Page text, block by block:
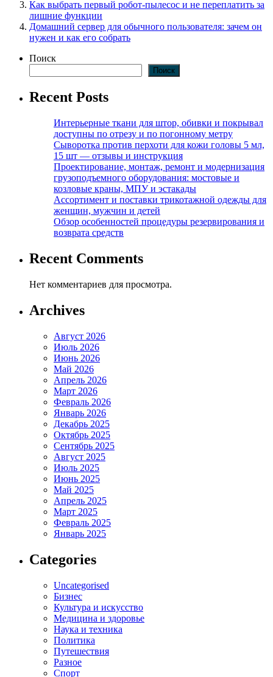
Как выбрать первый робот-пылесос и не переплатить за
лишние функции
Домашний сервер для обычного пользователя: зачем он
нужен и как его собрать
Поиск
Поиск
Recent Posts
Интерьерные ткани для штор, обивки и покрывал
доступны по отрезу и по погонному метру
Сыворотка против перхоти для кожи головы 5 мл,
15 шт — отзывы и инструкция
Проектирование, монтаж, ремонт и модернизация
грузоподъемного оборудования: мостовые и
козловые краны, МПУ и эстакады
Ассортимент и поставки трикотажной одежды для
женщин, мужчин и детей
Обзор особенностей процедуры резервирования и
возврата средств
Recent Comments
Нет комментариев для просмотра.
Archives
Август 2026
Июль 2026
Июнь 2026
Май 2026
Апрель 2026
Март 2026
Февраль 2026
Январь 2026
Декабрь 2025
Октябрь 2025
Сентябрь 2025
Август 2025
Июль 2025
Июнь 2025
Май 2025
Апрель 2025
Март 2025
Февраль 2025
Январь 2025
Categories
Uncategorised
Бизнес
Культура и искусство
Медицина и здоровье
Наука и техника
Политика
Путешествия
Разное
Спорт